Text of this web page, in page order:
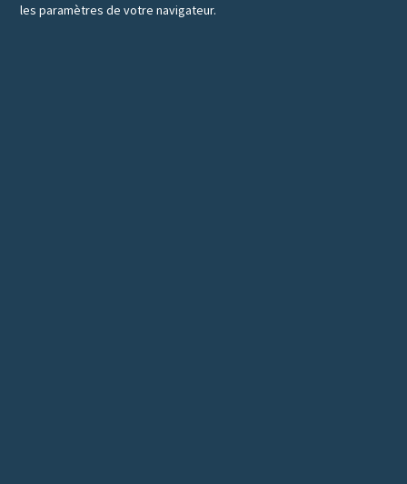
les paramètres de votre navigateur.